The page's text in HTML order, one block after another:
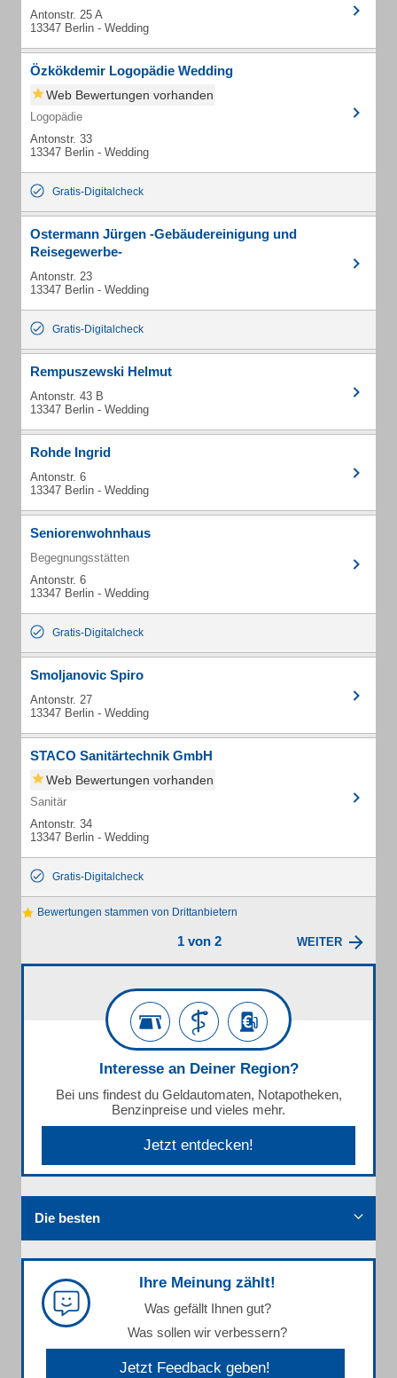
Antonstr. 25 A
13347 Berlin - Wedding
Özkökdemir Logopädie Wedding
Web Bewertungen vorhanden
Logopädie
Antonstr. 33
13347 Berlin - Wedding
Gratis-Digitalcheck
Ostermann Jürgen -Gebäudereinigung und
Reisegewerbe-
Antonstr. 23
13347 Berlin - Wedding
Gratis-Digitalcheck
Rempuszewski Helmut
Antonstr. 43 B
13347 Berlin - Wedding
Rohde Ingrid
Antonstr. 6
13347 Berlin - Wedding
Seniorenwohnhaus
Begegnungsstätten
Antonstr. 6
13347 Berlin - Wedding
Gratis-Digitalcheck
Smoljanovic Spiro
Antonstr. 27
13347 Berlin - Wedding
STACO Sanitärtechnik GmbH
Web Bewertungen vorhanden
Sanitär
Antonstr. 34
13347 Berlin - Wedding
Gratis-Digitalcheck
Bewertungen stammen von Drittanbietern
1 von 2 WEITER
Interesse an Deiner Region?
Bei uns findest du Geldautomaten, Notapotheken,
Benzinpreise und vieles mehr.
Jetzt entdecken!
Die besten
Ihre Meinung zählt!
Was gefällt Ihnen gut?
Was sollen wir verbessern?
Jetzt Feedback geben!